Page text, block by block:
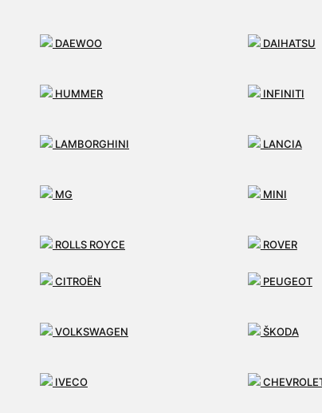
DAEWOO DAIHATSU
HUMMER INFINITI
LAMBORGHINI LANCIA
MG MINI
ROLLS ROYCE ROVER
CITROËN PEUGEOT
VOLKSWAGEN ŠKODA
IVECO
SLUŽBY
AKO PRACUJEME
MÔJ ÚČET